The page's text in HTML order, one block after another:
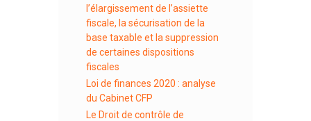
l’élargissement de l’assiette
fiscale, la sécurisation de la
base taxable et la suppression
de certaines dispositions
fiscales
Loi de finances 2020 : analyse
du Cabinet CFP
Le Droit de contrôle de